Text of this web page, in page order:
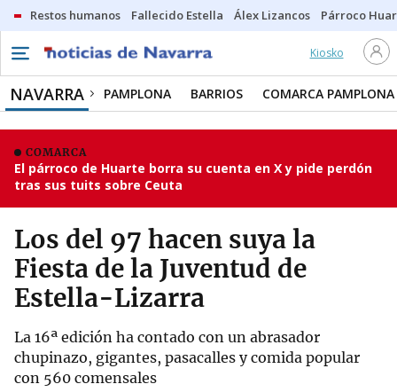
Restos humanos Fallecido Estella Álex Lizancos Párroco
Kiosko
NAVARRA PAMPLONA BARRIOS COMARCA PAMPLONA
COMARCA
El párroco de Huarte borra su cuenta en X y pide perdón
tras sus tuits sobre Ceuta
Los del 97 hacen suya la
Fiesta de la Juventud de
Estella-Lizarra
La 16ª edición ha contado con un abrasador
chupinazo, gigantes, pasacalles y comida popular
con 560 comensales